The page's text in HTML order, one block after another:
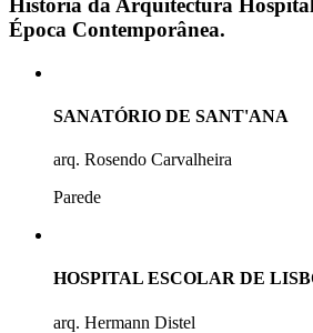
História da Arquitectura
Época Contemporânea.
SANATÓRIO DE SANT'ANA
arq. Rosendo Carvalheira
Parede
HOSPITAL ESCOLAR DE
arq. Hermann Distel